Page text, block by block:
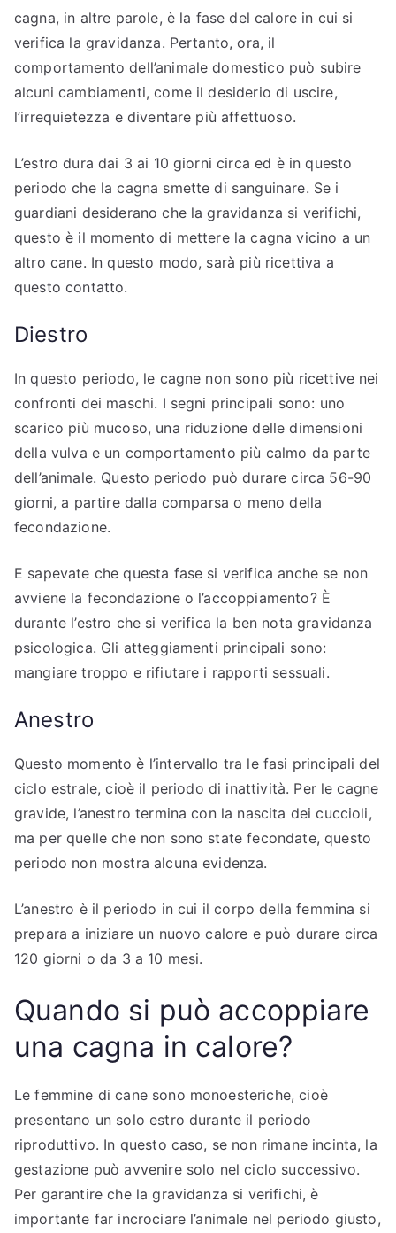
cagna, in altre parole, è la fase del calore in cui si
verifica la gravidanza. Pertanto, ora, il
comportamento dell’animale domestico può subire
alcuni cambiamenti, come il desiderio di uscire,
l’irrequietezza e diventare più affettuoso.
L’estro dura dai 3 ai 10 giorni circa ed è in questo
periodo che la cagna smette di sanguinare. Se i
guardiani desiderano che la gravidanza si verifichi,
questo è il momento di mettere la cagna vicino a un
altro cane. In questo modo, sarà più ricettiva a
questo contatto.
Diestro
In questo periodo, le cagne non sono più ricettive nei
confronti dei maschi. I segni principali sono: uno
scarico più mucoso, una riduzione delle dimensioni
della vulva e un comportamento più calmo da parte
dell’animale. Questo periodo può durare circa 56-90
giorni, a partire dalla comparsa o meno della
fecondazione.
E sapevate che questa fase si verifica anche se non
avviene la fecondazione o l’accoppiamento? È
durante l’estro che si verifica la ben nota gravidanza
psicologica. Gli atteggiamenti principali sono:
mangiare troppo e rifiutare i rapporti sessuali.
Anestro
Questo momento è l’intervallo tra le fasi principali del
ciclo estrale, cioè il periodo di inattività. Per le cagne
gravide, l’anestro termina con la nascita dei cuccioli,
ma per quelle che non sono state fecondate, questo
periodo non mostra alcuna evidenza.
L’anestro è il periodo in cui il corpo della femmina si
prepara a iniziare un nuovo calore e può durare circa
120 giorni o da 3 a 10 mesi.
Quando si può accoppiare
una cagna in calore?
Le femmine di cane sono monoesteriche, cioè
presentano un solo estro durante il periodo
riproduttivo. In questo caso, se non rimane incinta, la
gestazione può avvenire solo nel ciclo successivo.
Per garantire che la gravidanza si verifichi, è
importante far incrociare l’animale nel periodo giusto,